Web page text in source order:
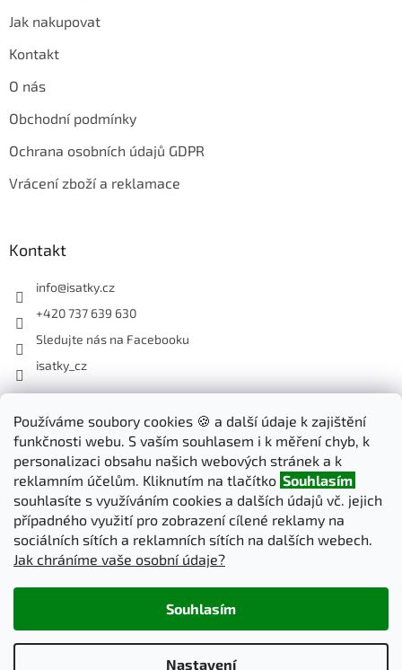
Používáme soubory cookies 🍪 a další údaje k zajištění
funkčnosti webu. S vaším souhlasem i k měření chyb, k
personalizaci obsahu našich webových stránek a k
reklamním účelům. Kliknutím na tlačítko Souhlasím
souhlasíte s využíváním cookies a dalších údajů vč. jejich
případného využití pro zobrazení cílené reklamy na
sociálních sítích a reklamních sítích na dalších webech.
Jak chráníme vaše osobní údaje?
Nastavení
Souhlasím
Jak nakupovat
Kontakt
O nás
Obchodní podmínky
Ochrana osobních údajů GDPR
Vrácení zboží a reklamace
Kontakt
info@isatky.cz
+420 737 639 630
Sledujte nás na Facebooku
isatky_cz
Odebírat newsletter
Vložte svůj e-mail a my vám budeme zasílat informace o nových
produktech na našem e-shopu.
E-mail
PŘIHLÁSIT SE